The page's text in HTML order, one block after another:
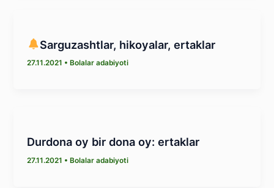
Sarguzashtlar, hikoyalar, ertaklar
27.11.2021 • Bolalar adabiyoti
Durdona oy bir dona oy: ertaklar
27.11.2021 • Bolalar adabiyoti